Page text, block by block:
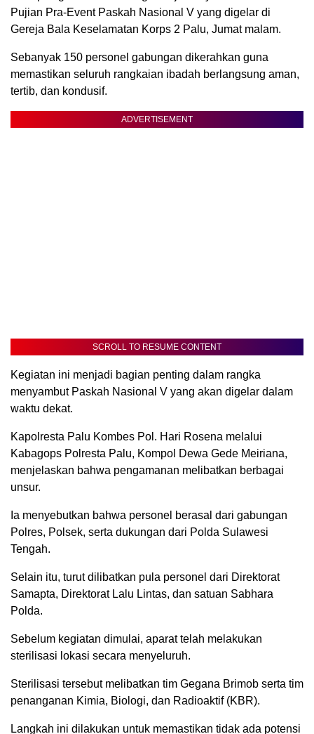
Pujian Pra-Event Paskah Nasional V yang digelar di
Gereja Bala Keselamatan Korps 2 Palu, Jumat malam.
Sebanyak 150 personel gabungan dikerahkan guna
memastikan seluruh rangkaian ibadah berlangsung aman,
tertib, dan kondusif.
ADVERTISEMENT
SCROLL TO RESUME CONTENT
Kegiatan ini menjadi bagian penting dalam rangka
menyambut Paskah Nasional V yang akan digelar dalam
waktu dekat.
Kapolresta Palu Kombes Pol. Hari Rosena melalui
Kabagops Polresta Palu, Kompol Dewa Gede Meiriana,
menjelaskan bahwa pengamanan melibatkan berbagai
unsur.
Ia menyebutkan bahwa personel berasal dari gabungan
Polres, Polsek, serta dukungan dari Polda Sulawesi
Tengah.
Selain itu, turut dilibatkan pula personel dari Direktorat
Samapta, Direktorat Lalu Lintas, dan satuan Sabhara
Polda.
Sebelum kegiatan dimulai, aparat telah melakukan
sterilisasi lokasi secara menyeluruh.
Sterilisasi tersebut melibatkan tim Gegana Brimob serta tim
penanganan Kimia, Biologi, dan Radioaktif (KBR).
Langkah ini dilakukan untuk memastikan tidak ada potensi